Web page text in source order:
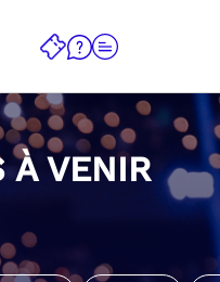
À VENIR